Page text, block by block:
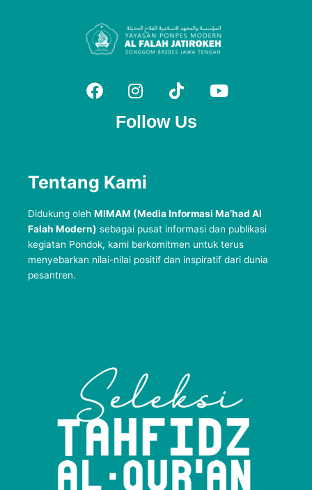
Follow Us
Tentang Kami
Didukung oleh MIMAM (Media Informasi Ma’had Al
Falah Modern) sebagai pusat informasi dan publikasi
kegiatan Pondok, kami berkomitmen untuk terus
menyebarkan nilai-nilai positif dan inspiratif dari dunia
pesantren.